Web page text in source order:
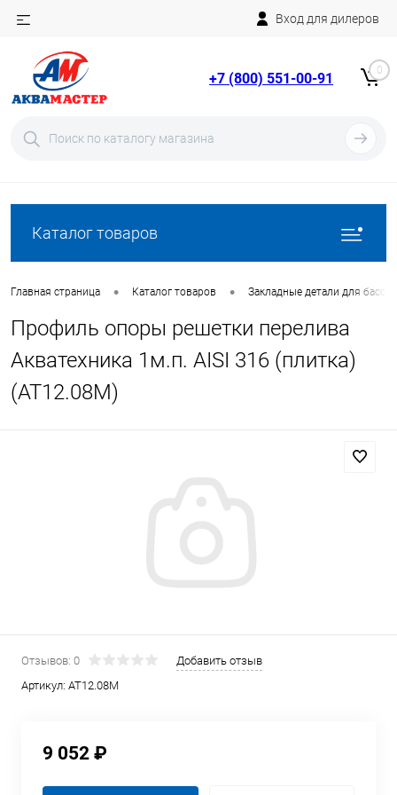
Вход для дилеров
+7 (800) 551-00-91 0
Каталог товаров
Главная страница • Каталог товаров • Закладные детали для
Профиль опоры решетки перелива
Акватехника 1м.п. AISI 316 (плитка)
(AT12.08M)
Отзывов: 0
Добавить отзыв
Артикул: AT12.08M
9 052 ₽